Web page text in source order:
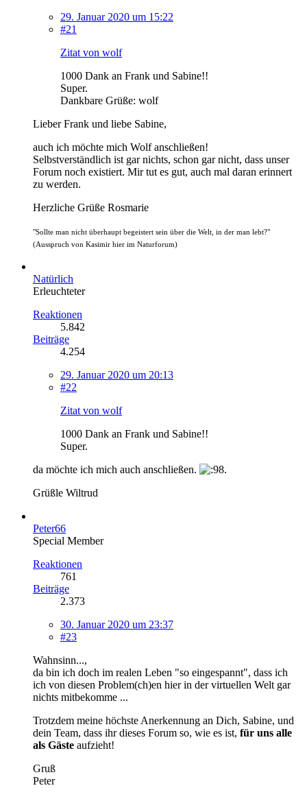
29. Januar 2020 um 15:22
#21
Zitat von wolf
1000 Dank an Frank und Sabine!!
Super.
Dankbare Grüße: wolf
Lieber Frank und liebe Sabine,
auch ich möchte mich Wolf anschließen!
Selbstverständlich ist gar nichts, schon gar nicht, dass unser
Forum noch existiert. Mir tut es gut, auch mal daran erinnert
zu werden.
Herzliche Grüße Rosmarie
"Sollte man nicht überhaupt begeistert sein über die Welt, in der man lebt?"
(Ausspruch von Kasimir hier im Naturforum)
Natürlich
Erleuchteter
Reaktionen
5.842
Beiträge
4.254
29. Januar 2020 um 20:13
#22
Zitat von wolf
1000 Dank an Frank und Sabine!!
Super.
da möchte ich mich auch anschließen.
Grüßle Wiltrud
Peter66
Special Member
Reaktionen
761
Beiträge
2.373
30. Januar 2020 um 23:37
#23
Wahnsinn...,
da bin ich doch im realen Leben "so eingespannt", dass ich
ich von diesen Problem(ch)en hier in der virtuellen Welt gar
nichts mitbekomme ...
Trotzdem meine höchste Anerkennung an Dich, Sabine, und
dein Team, dass ihr dieses Forum so, wie es ist, für uns alle
als Gäste aufzieht!
Gruß
Peter